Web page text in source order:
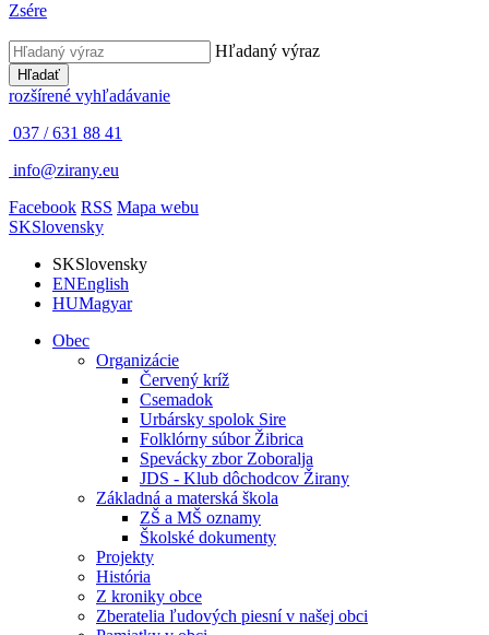
Zsére
Hľadaný výraz
Hľadať
rozšírené vyhľadávanie
037 / 631 88 41
info@zirany.eu
Facebook RSS Mapa webu
SKSlovensky
SKSlovensky
ENEnglish
HUMagyar
Obec
Organizácie
Červený kríž
Csemadok
Urbársky spolok Sire
Folklórny súbor Žibrica
Spevácky zbor Zoboralja
JDS - Klub dôchodcov Žirany
Základná a materská škola
ZŠ a MŠ oznamy
Školské dokumenty
Projekty
História
Z kroniky obce
Zberatelia ľudových piesní v našej obci